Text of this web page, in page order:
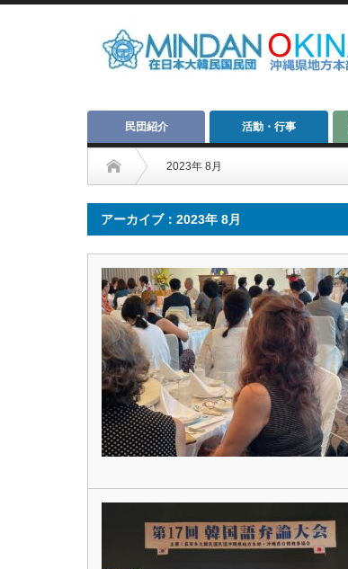
民団紹介 活動・行事
2023年 8月
アーカイブ：2023年 8月